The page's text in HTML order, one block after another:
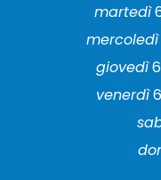
martedì
mercoledì
giovedì
venerdì